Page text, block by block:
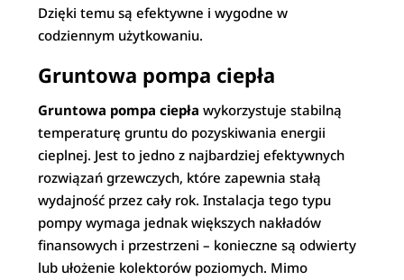
Dzięki temu są efektywne i wygodne w
codziennym użytkowaniu.
Gruntowa pompa ciepła
Gruntowa pompa ciepła wykorzystuje stabilną
temperaturę gruntu do pozyskiwania energii
cieplnej. Jest to jedno z najbardziej efektywnych
rozwiązań grzewczych, które zapewnia stałą
wydajność przez cały rok. Instalacja tego typu
pompy wymaga jednak większych nakładów
finansowych i przestrzeni – konieczne są odwierty
lub ułożenie kolektorów poziomych. Mimo